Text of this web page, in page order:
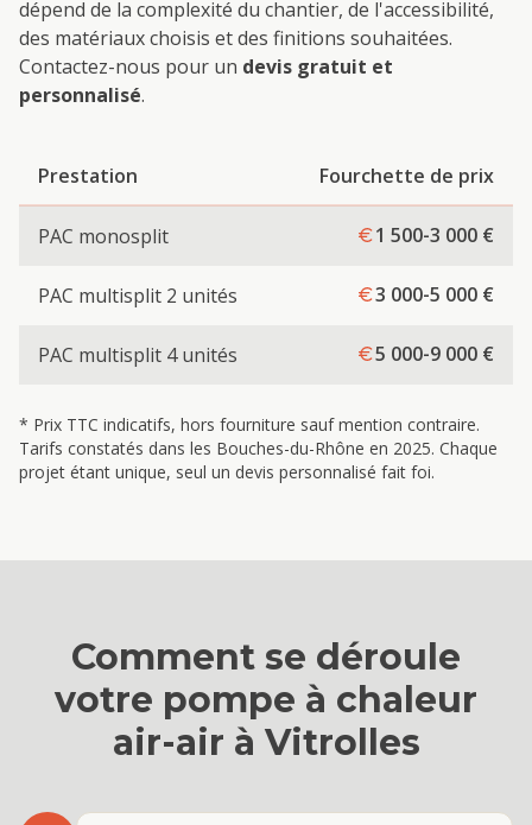
dépend de la complexité du chantier, de l'accessibilité,
des matériaux choisis et des finitions souhaitées.
Contactez-nous pour un devis gratuit et
personnalisé.
Prestation Fourchette de prix
PAC monosplit 1 500-3 000 €
PAC multisplit 2 unités 3 000-5 000 €
PAC multisplit 4 unités 5 000-9 000 €
* Prix TTC indicatifs, hors fourniture sauf mention contraire.
Tarifs constatés dans les Bouches-du-Rhône en 2025. Chaque
projet étant unique, seul un devis personnalisé fait foi.
Comment se déroule
votre pompe à chaleur
air-air à Vitrolles